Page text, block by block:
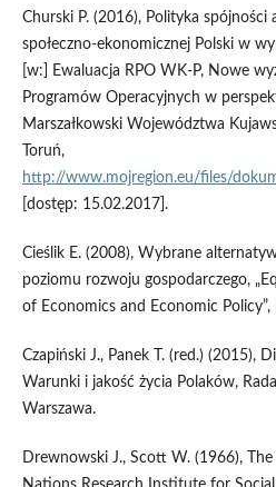
Churski P. (2016), Polityka spójności
społeczno‑ekonomicznej Polski w
[w:] Ewaluacja RPO WK‑P, Nowe
Programów Operacyjnych w
Marszałkowski Województwa
Toruń,
http://www.mojregion.eu/files/
[dostęp: 15.02.2017].
Cieślik E. (2008), Wybrane
poziomu rozwoju gospodarczego,
of Economics and Economic
Czapiński J., Panek T. (red.) (2015),
Warunki i jakość życia Polaków,
Warszawa.
Drewnowski J., Scott W. (1966),